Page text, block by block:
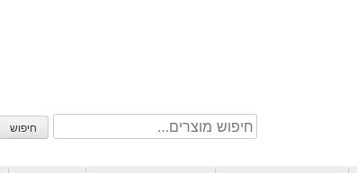
חיפוש
עבור:
חיפוש